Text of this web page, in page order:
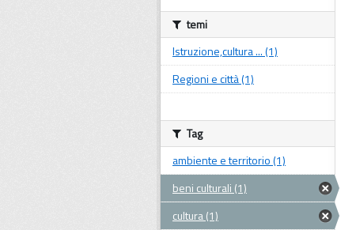
temi
Istruzione,cultura ... (1)
Regioni e città (1)
Tag
ambiente e territorio (1)
beni culturali (1)
cultura (1)